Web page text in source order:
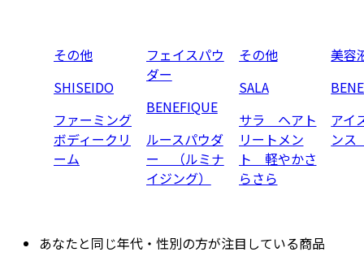
その他
SHISEIDO
ファーミング
ボディークリ
ーム
フェイスパウ
ダー
BENEFIQUE
ルースパウダ
ー （ルミナ
イジング）
その他
SALA
サラ ヘアト
リートメン
ト 軽やかさ
らさら
美容
アイ
ン
あなたと同じ年代・性別の方が注目している商品